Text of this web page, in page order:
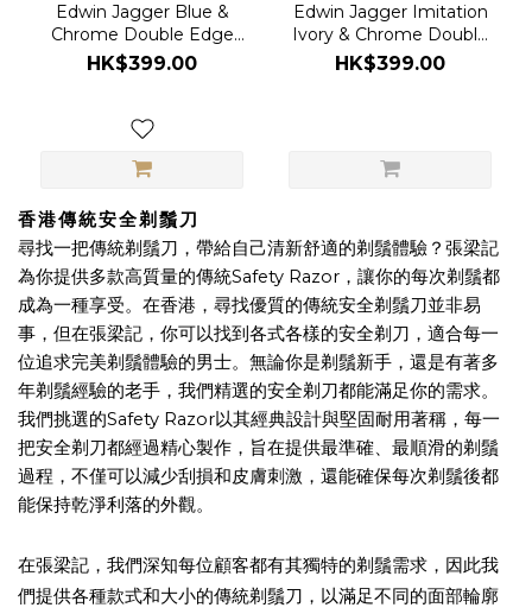
Edwin Jagger Blue &
Chrome Double Edge
Safety Razor (R363CRSR)
HK$399.00
Edwin Jagger Imitation
Ivory & Chrome Double
Edge Safety Razor
(R367CRSR)
HK$399.00
香港傳統安全剃鬚刀
尋找一把傳統剃鬚刀，帶給自己清新舒適的剃鬚體驗？張梁記
為你提供多款高質量的傳統Safety Razor ，讓你的每次剃鬚都
成為一種享受。在香港，尋找優質的傳統安全剃鬚刀並非易
事，但在張梁記，你可以找到各式各樣的安全剃刀，適合每一
位追求完美剃鬚體驗的男士。無論你是剃鬚新手，還是有著多
年剃鬚經驗的老手，我們精選的安全剃刀都能滿足你的需求。
我們挑選的Safety Razor以其經典設計與堅固耐用著稱，每一
把安全剃刀都經過精心製作，旨在提供最準確、最順滑的剃鬚
過程，不僅可以減少刮損和皮膚刺激，還能確保每次剃鬚後都
能保持乾淨利落的外觀。
在張梁記，我們深知每位顧客都有其獨特的剃鬚需求，因此我
們提供各種款式和大小的傳統剃鬚刀，以滿足不同的面部輪廓